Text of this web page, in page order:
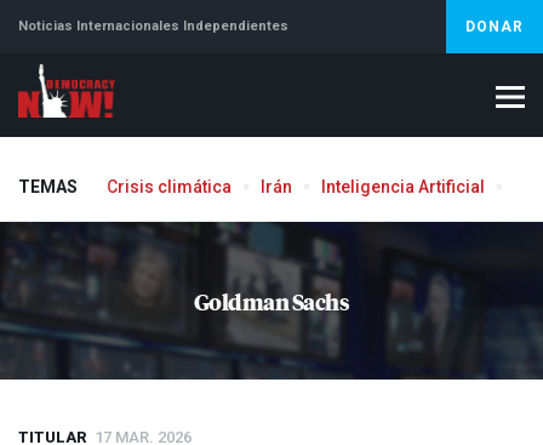
Noticias Internacionales Independientes DONAR
TEMAS Crisis climática Irán Inteligencia Artificial
Goldman Sachs
TITULAR 17 MAR. 2026